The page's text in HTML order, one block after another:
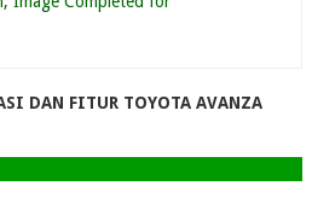
DAN FITUR TOYOTA AVANZA